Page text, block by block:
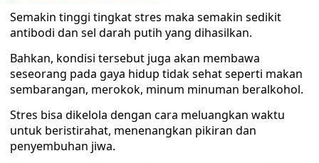
Semakin tinggi tingkat stres maka semakin sedikit
antibodi dan sel darah putih yang dihasilkan.
Bahkan, kondisi tersebut juga akan membawa
seseorang pada gaya hidup tidak sehat seperti makan
sembarangan, merokok, minum minuman beralkohol.
Stres bisa dikelola dengan cara meluangkan waktu
untuk beristirahat, menenangkan pikiran dan
penyembuhan jiwa.